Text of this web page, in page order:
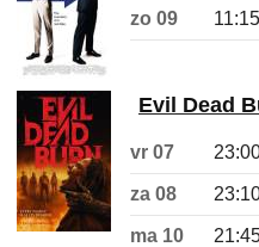
zo 09
Evil Dead
vr 07
za 08
ma 10